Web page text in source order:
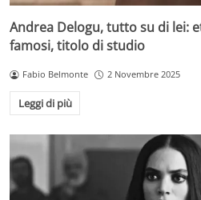
Andrea Delogu, tutto su di lei:
famosi, titolo di studio
Fabio Belmonte 2 Novembre 2025
Leggi di più